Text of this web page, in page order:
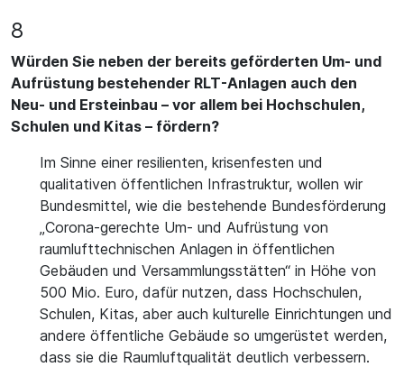
8
Würden Sie neben der bereits geförderten Um- und
Aufrüstung bestehender RLT-Anlagen auch den
Neu- und Ersteinbau – vor allem bei Hochschulen,
Schulen und Kitas – fördern?
Im Sinne einer resilienten, krisenfesten und
qualitativen öffentlichen Infrastruktur, wollen wir
Bundesmittel, wie die bestehende Bundesförderung
„Corona-gerechte Um- und Aufrüstung von
raumlufttechnischen Anlagen in öffentlichen
Gebäuden und Versammlungsstätten“ in Höhe von
500 Mio. Euro, dafür nutzen, dass Hochschulen,
Schulen, Kitas, aber auch kulturelle Einrichtungen und
andere öffentliche Gebäude so umgerüstet werden,
dass sie die Raumluftqualität deutlich verbessern.